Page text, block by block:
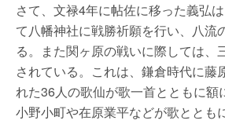
さて、文禄4年に帖佐に移った義弘
て八幡神社に戦勝祈願を行い、八流
る。また関ヶ原の戦いに際しては、
されている。これは、鎌倉時代に藤
れた36人の歌仙が歌一首とともに額
小野小町や在原業平などが歌ととも